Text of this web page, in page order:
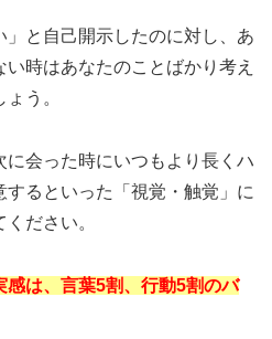
と自己開示したのに対し、あ
時はあなたのことばかり考え
う。
に会った時にいつもより長くハ
るといった「視覚・触覚」に
ださい。
感は、言葉5割、行動5割のバ